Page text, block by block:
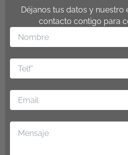
Déjanos tus datos y nuestro
contacto contigo para